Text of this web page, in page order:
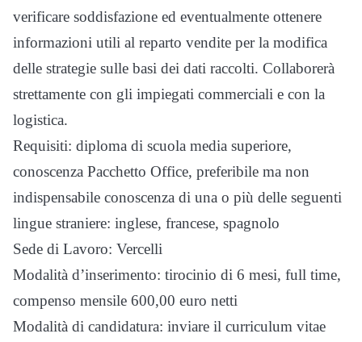
verificare soddisfazione ed eventualmente ottenere
informazioni utili al reparto vendite per la modifica
delle strategie sulle basi dei dati raccolti. Collaborerà
strettamente con gli impiegati commerciali e con la
logistica.
Requisiti: diploma di scuola media superiore,
conoscenza Pacchetto Office, preferibile ma non
indispensabile conoscenza di una o più delle seguenti
lingue straniere: inglese, francese, spagnolo
Sede di Lavoro: Vercelli
Modalità d’inserimento: tirocinio di 6 mesi, full time,
compenso mensile 600,00 euro netti
Modalità di candidatura: inviare il curriculum vitae